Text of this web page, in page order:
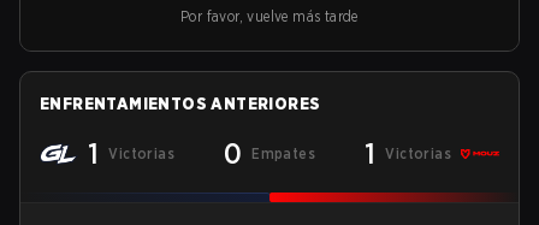
Por favor, vuelve más tarde
ENFRENTAMIENTOS ANTERIORES
1 Victorias 0 Empates 1 Victorias